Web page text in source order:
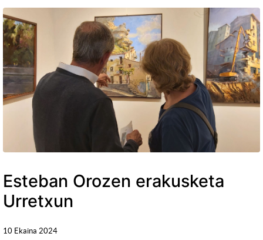
Esteban Orozen erakusketa
Urretxun
10 Ekaina 2024